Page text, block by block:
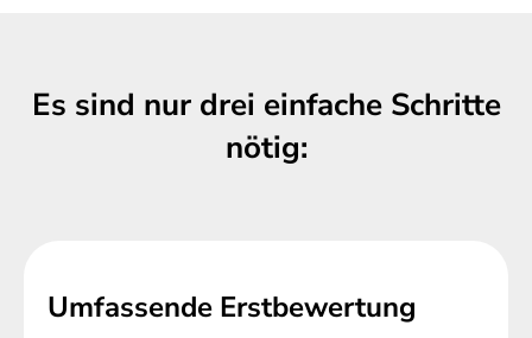
Es sind nur drei einfache Schritte
nötig:
Umfassende Erstbewertung